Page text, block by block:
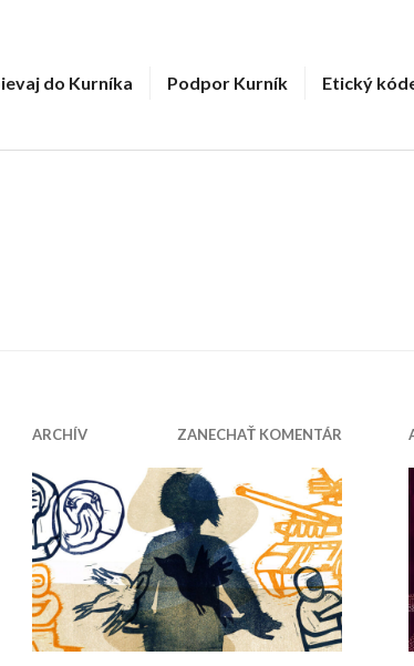
do Kurníka Podpor Kurník
Etický
ARCHÍV ZANECHAŤ KOMENTÁR